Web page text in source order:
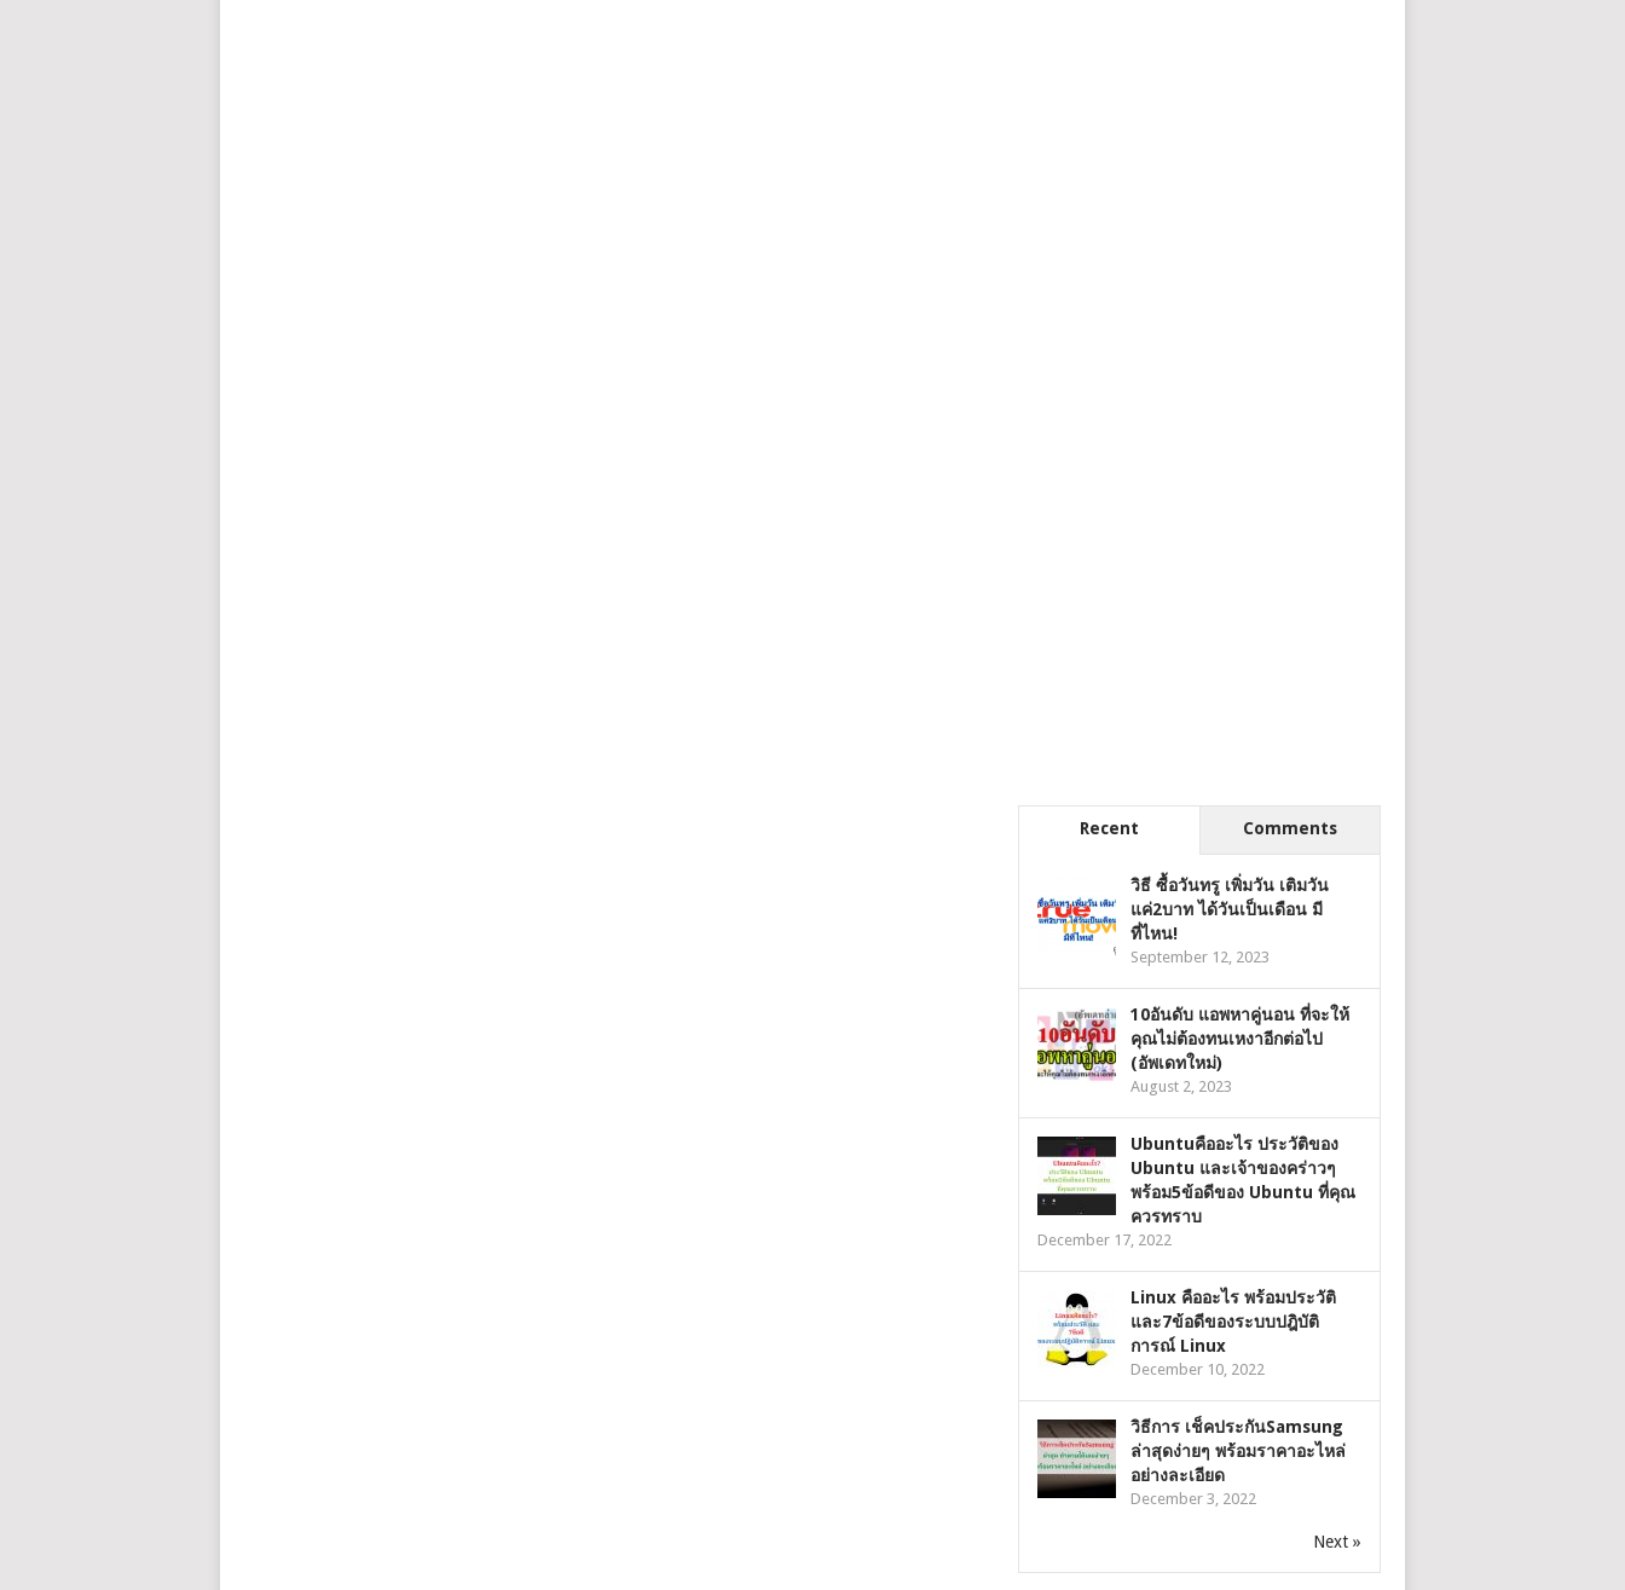
Recent Comments
วิธี ซื้อวันทรู เพิ่มวัน เติมวัน
แค่2บาท ได้วันเป็นเดือน มี
ที่ไหน!
September 12, 2023
10อันดับ แอพหาคู่นอน ที่จะให้
คุณไม่ต้องทนเหงาอีกต่อไป
(อัพเดทใหม่)
August 2, 2023
Ubuntuคืออะไร ประวัติของ
Ubuntu และเจ้าของคร่าวๆ
พร้อม5ข้อดีของ Ubuntu ที่คุณ
ควรทราบ
December 17, 2022
Linux คืออะไร พร้อมประวัติ
และ7ข้อดีของระบบปฎิบัติ
การณ์ Linux
December 10, 2022
วิธีการ เช็คประกันSamsung
ล่าสุดง่ายๆ พร้อมราคาอะไหล่
อย่างละเอียด
December 3, 2022
Next »